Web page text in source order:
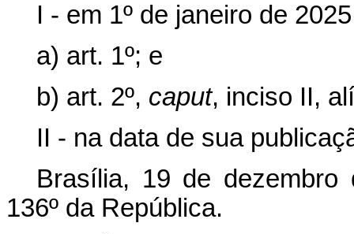
I - em 1º de janeiro de
a) art. 1º; e
b) art. 2º, caput, inciso II,
II - na data de sua
Brasília, 19 de dezembro
136º da República.